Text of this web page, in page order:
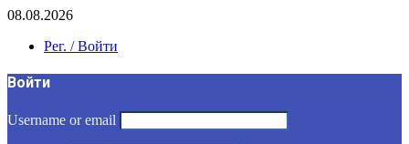
08.08.2026
Рег. / Войти
Войти
Username or email